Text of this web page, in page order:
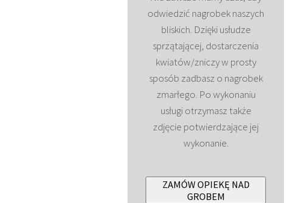
odwiedzić nagrobek naszych
bliskich. Dzięki usłudze
sprzątającej, dostarczenia
kwiatów/zniczy w prosty
sposób zadbasz o nagrobek
zmarłego. Po wykonaniu
usługi otrzymasz także
zdjęcie potwierdzające jej
wykonanie.
ZAMÓW OPIEKĘ NAD
GROBEM